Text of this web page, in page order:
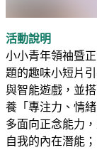
活動說明
小小青年領袖暨
題的趣味小短片
與智能遊戲，並
養「專注力、情
多面向正念能力
自我的內在潛能；